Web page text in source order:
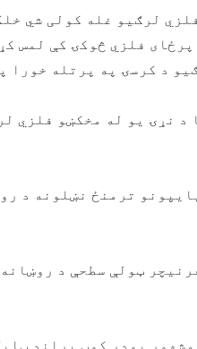
لرګیو غله کولی شي
فلزي څوکۍ کې لمس
د کرسۍ په پرتله خورا
ترمنځ نښلونه د
ټولې سطحې د